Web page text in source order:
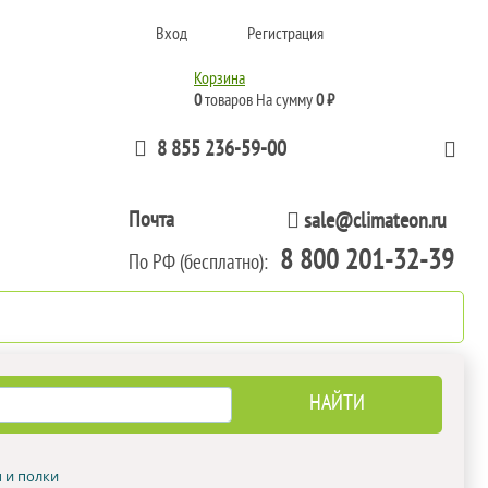
Вход Регистрация
Корзина
0товаров На сумму0 ₽
8 855 236-59-00
Почта sale@climateon.ru
По РФ (бесплатно): 8 800 201-32-39
и полки